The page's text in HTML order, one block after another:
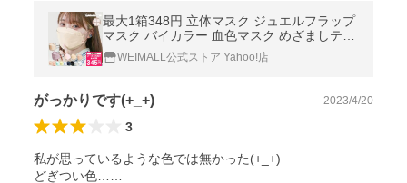
最大1箱348円 立体マスク ジュエルフラップ
マスク バイカラー 血色マスク めざましテレ
ビ紹介 3サイズ 両面同色 小さめ 4層 3D立体
不織布 女性 男性
WEIMALL公式ストア Yahoo!店
がっかりです(⁠+⁠_⁠+⁠) 2023/4/20
3
私が思っているような色では無かった(⁠+⁠_⁠+⁠)
どぎつい色……